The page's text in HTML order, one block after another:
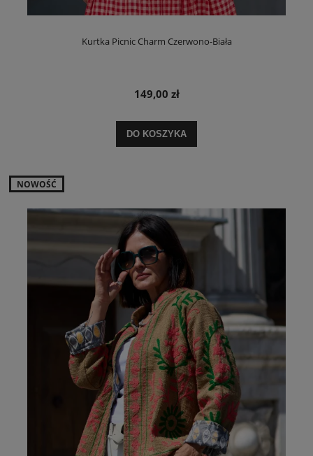
Kurtka Picnic Charm Czerwono-Biała
149,00 zł
DO KOSZYKA
NOWOŚĆ